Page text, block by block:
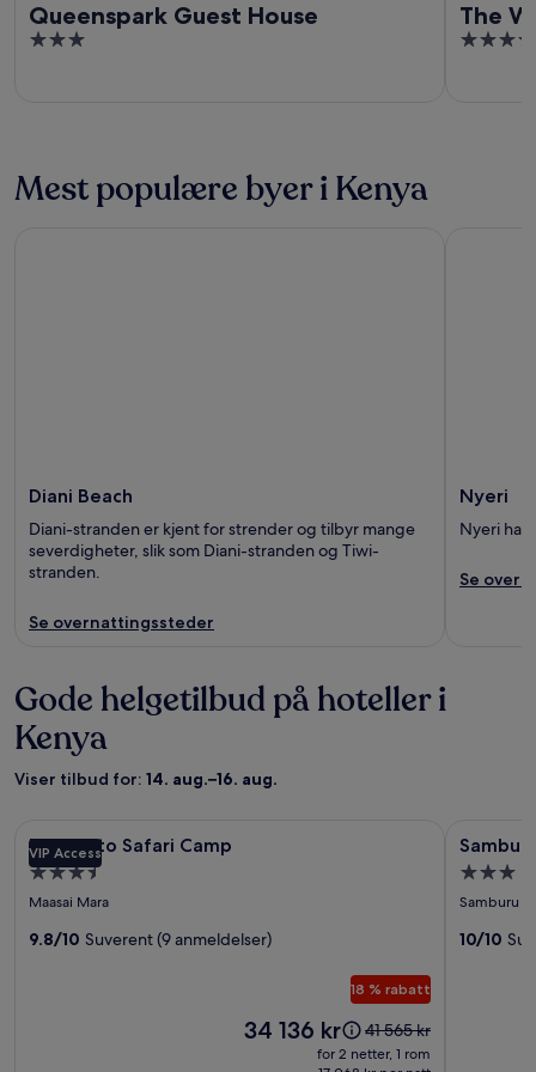
Queenspark Guest House
3
The
3.5
Mest populære byer i Kenya
Diani Beach
Diani-stranden er kjent for strender og tilbyr mange
severdigheter, slik som Diani-stranden og Tiwi-
stranden.
Se overnattingssteder
Nyeri
Nyeri har
Se
Gode helgetilbud på hoteller i
Kenya
Viser tilbud for: 14. aug.–16. aug.
Bildegalleri
for
Entumoto
Safari
Camp
VIP Access
Entumoto Safari Camp
Overnattingssted
med
stjerner
Maasai Mara
9.8/10 Suverent (9 anmeldelser)
18 % rabatt
Prisen
34 136 kr
Prisen
var
41 565 kr
for 2 netter, 1 rom
for
Tented
med
stjerner
Samburu
10/10